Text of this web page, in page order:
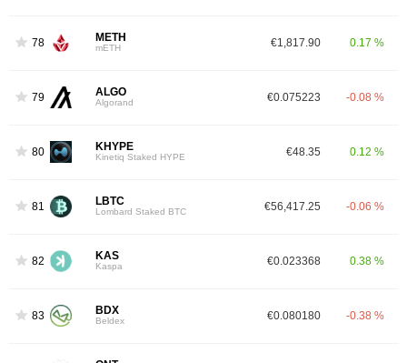
78 METH
mETH €1,817.90 0.17 %
79 ALGO
Algorand €0.075223 -0.08 %
80 KHYPE
Kinetiq Staked HYPE €48.35 0.12 %
81 LBTC
Lombard Staked BTC €56,417.25 -0.06 %
82 KAS
Kaspa €0.023368 0.38 %
83 BDX
Beldex €0.080180 -0.38 %